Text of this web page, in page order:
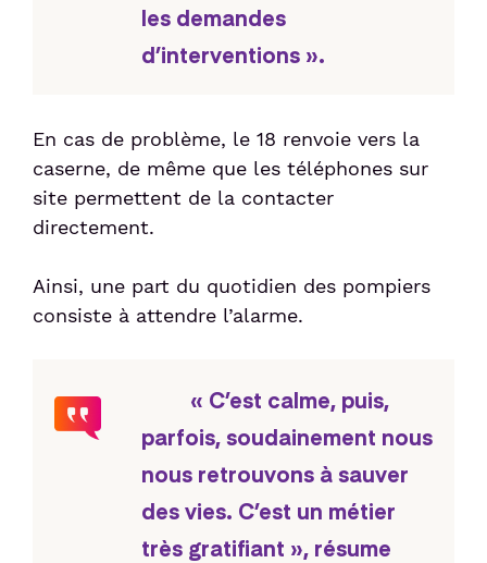
les demandes
d’interventions ».
En cas de problème, le 18 renvoie vers la
caserne, de même que les téléphones sur
site permettent de la contacter
directement.
Ainsi, une part du quotidien des pompiers
consiste à attendre l’alarme.
« C’est calme, puis,
parfois, soudainement nous
nous retrouvons à sauver
des vies. C’est un métier
très gratifiant », résume